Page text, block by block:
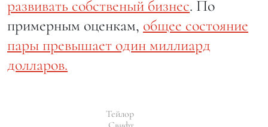
развивать собственый бизнес. По
примерным оценкам, общее состояние
пары превышает один миллиард
долларов.
Тейлор